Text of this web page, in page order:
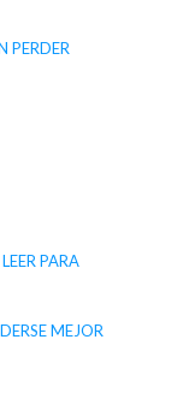
PERDER
PARA
MEJOR